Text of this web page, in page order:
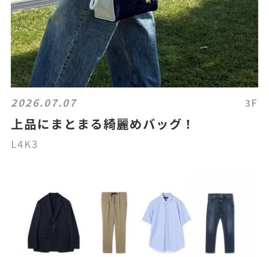
2026.07.07 3F
上品にまとまる綺麗めバッグ！
L4K3